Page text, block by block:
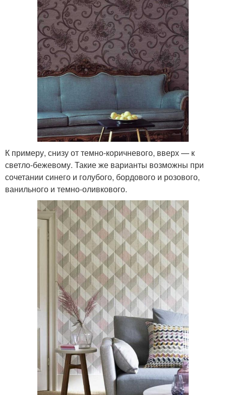
К примеру, снизу от темно-коричневого, вверх — к
светло-бежевому. Такие же варианты возможны при
сочетании синего и голубого, бордового и розового,
ванильного и темно-оливкового.